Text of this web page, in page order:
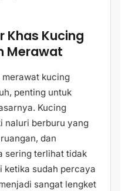
Khas Kucing
Merawat
merawat kucing
penting untuk
Kucing
naluri berburu yang
dan
sering terlihat tidak
ketika sudah percaya
sangat lengket